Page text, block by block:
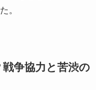
。
争協力と苦渋の